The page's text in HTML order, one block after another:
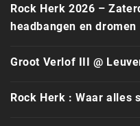
Rock Herk 2026 –
headbangen en dromen
Groot Verlof III @
Rock Herk : Waar alles